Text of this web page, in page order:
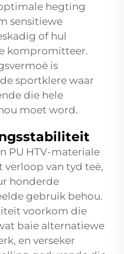
hegting
sensitiewe
of hul
kompromitteer.
is
sportklere waar
die hele
moet word.
PU HTV-materiale
verloop van tyd teë,
honderde
gebruik behou.
voorkom die
baie alternatiewe
en verseker